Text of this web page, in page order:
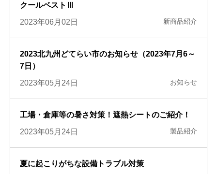
クールベストⅢ
2023年06月02日 新商品紹介
2023北九州どてらい市のお知らせ（2023年7月6～
7日）
2023年05月24日 お知らせ
工場・倉庫等の暑さ対策！遮熱シートのご紹介！
2023年05月24日 製品紹介
夏に起こりがちな設備トラブル対策